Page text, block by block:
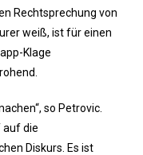
Rechtsprechung von
weiß, ist für einen
Klage
so Petrovic.
auf die
Diskurs. Es ist